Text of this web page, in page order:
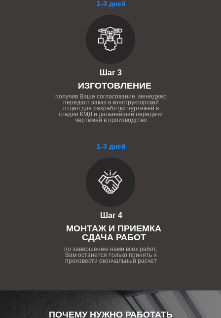
1-3 дней
Шаг 4
МОНТАЖ И ПРИЕМКА
СДАЧА РАБОТ
по завершению нами всех работ,
Вам останется только принять и
произвести окончальный расчет
1-3 дней
Шаг 3
ИЗГОТОВЛЕНИЕ
получив Ваше согласование, менеджер
передаст заказ в конструкторский
отдел для разработки чертежей в
стадии КМД и дальнейшей передачи
чертежей в производство
ПОЧЕМУ НУЖНО РАБОТАТЬ